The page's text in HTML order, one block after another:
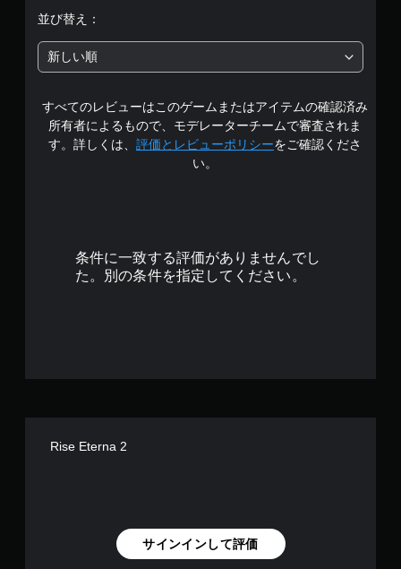
中
の
3
.
並び替え：
新しい順
すべてのレビューはこのゲームまたはアイテムの確認済み
所有者によるもので、モデレーターチームで審査されま
す。詳しくは、 評価とレビューポリシーをご確認くださ
い。
条件に一致する評価がありませんでし
た。別の条件を指定してください。
Rise Eterna 2
サインインして評価